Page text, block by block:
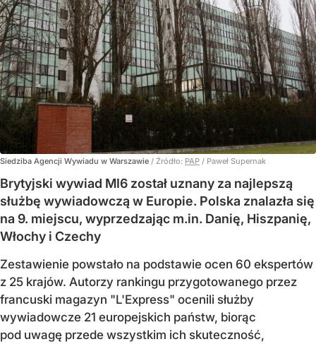
Siedziba Agencji Wywiadu w Warszawie / Źródło: PAP / Paweł Supernak
Brytyjski wywiad MI6 został uznany za najlepszą
służbę wywiadowczą w Europie. Polska znalazła się
na 9. miejscu, wyprzedzając m.in. Danię, Hiszpanię,
Włochy i Czechy
Zestawienie powstało na podstawie ocen 60 ekspertów
z 25 krajów. Autorzy rankingu przygotowanego przez
francuski magazyn "L'Express" ocenili służby
wywiadowcze 21 europejskich państw, biorąc
pod uwagę przede wszystkim ich skuteczność,